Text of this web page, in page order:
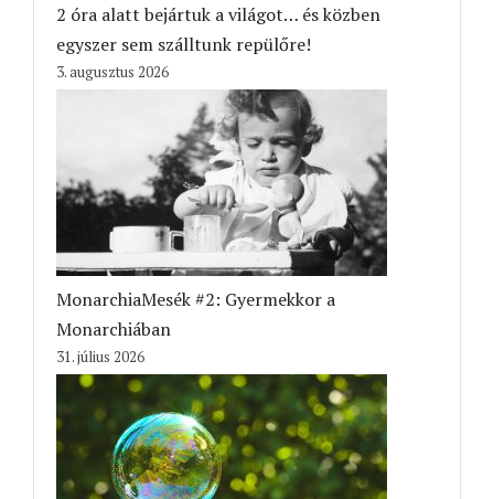
2 óra alatt bejártuk a világot… és közben
egyszer sem szálltunk repülőre!
3. augusztus 2026
MonarchiaMesék #2: Gyermekkor a
Monarchiában
31. július 2026